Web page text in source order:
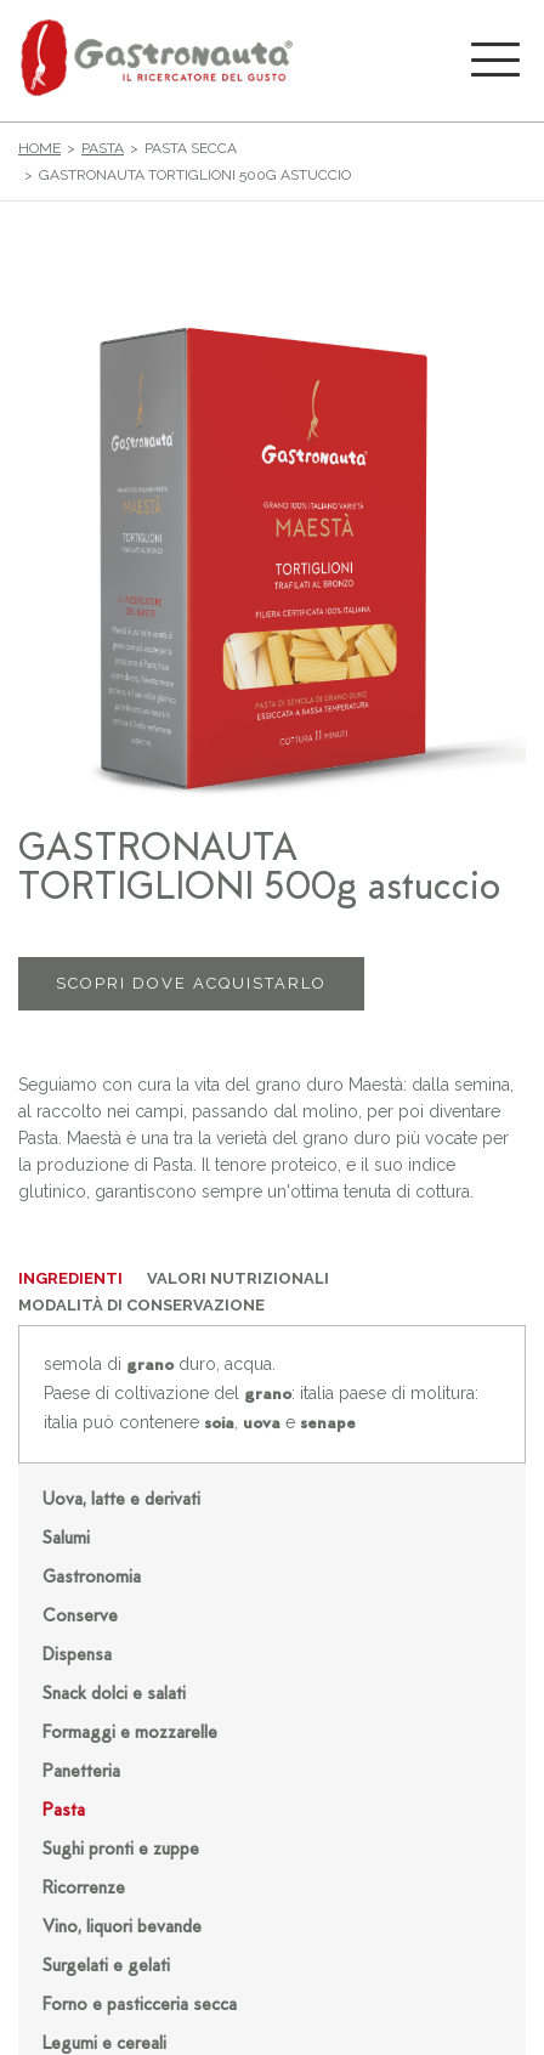
HOME PASTA
PASTA SECCA
GASTRONAUTA TORTIGLIONI 500G ASTUCCIO
Uova, latte e derivati
Salumi
Gastronomia
Conserve
Dispensa
Snack dolci e salati
Formaggi e mozzarelle
Panetteria
Pasta
Sughi pronti e zuppe
Ricorrenze
Vino, liquori bevande
Surgelati e gelati
Forno e pasticceria secca
Legumi e cereali
GASTRONAUTA
TORTIGLIONI 500g astuccio
SCOPRI DOVE ACQUISTARLO
Seguiamo con cura la vita del grano duro Maestà: dalla semina,
al raccolto nei campi, passando dal molino, per poi diventare
Pasta. Maestà è una tra la verietà del grano duro più vocate per
la produzione di Pasta. Il tenore proteico, e il suo indice
glutinico, garantiscono sempre un'ottima tenuta di cottura.
INGREDIENTI
VALORI NUTRIZIONALI
MODALITÀ DI CONSERVAZIONE
semola di granoduro, acqua.
Paese di coltivazione del
grano: italia paese di molitura:
italia può contenere soia uova e senape